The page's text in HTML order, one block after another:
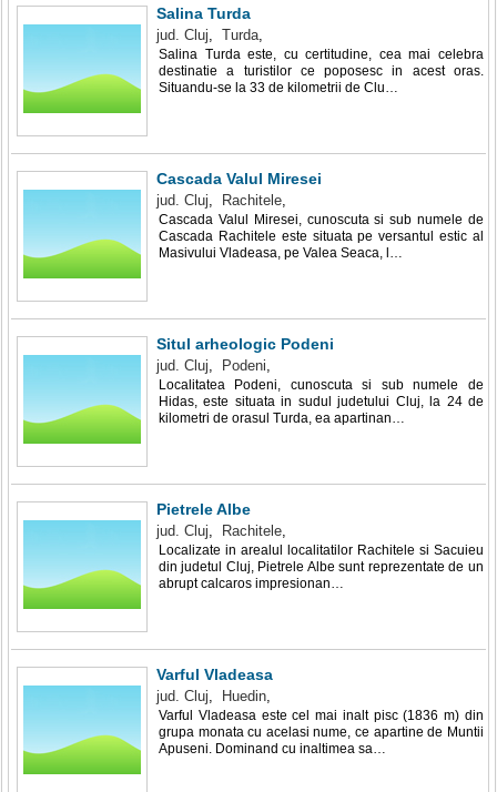
Salina Turda
jud. Cluj, Turda,
Salina Turda este, cu certitudine, cea mai celebra
destinatie a turistilor ce poposesc in acest oras.
Situandu-se la 33 de kilometrii de Clu…
Cascada Valul Miresei
jud. Cluj, Rachitele,
Cascada Valul Miresei, cunoscuta si sub numele de
Cascada Rachitele este situata pe versantul estic al
Masivului Vladeasa, pe Valea Seaca, l…
Situl arheologic Podeni
jud. Cluj, Podeni,
Localitatea Podeni, cunoscuta si sub numele de
Hidas, este situata in sudul judetului Cluj, la 24 de
kilometri de orasul Turda, ea apartinan…
Pietrele Albe
jud. Cluj, Rachitele,
Localizate in arealul localitatilor Rachitele si Sacuieu
din judetul Cluj, Pietrele Albe sunt reprezentate de un
abrupt calcaros impresionan…
Varful Vladeasa
jud. Cluj, Huedin,
Varful Vladeasa este cel mai inalt pisc (1836 m) din
grupa monata cu acelasi nume, ce apartine de Muntii
Apuseni. Dominand cu inaltimea sa…